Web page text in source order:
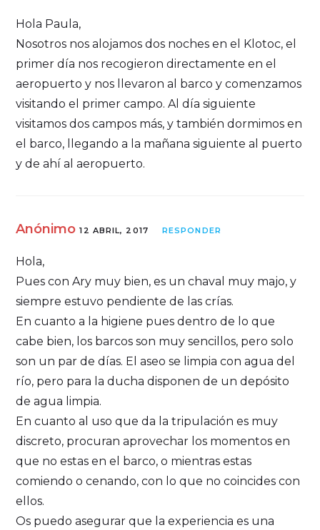
Hola Paula,
Nosotros nos alojamos dos noches en el Klotoc, el
primer día nos recogieron directamente en el
aeropuerto y nos llevaron al barco y comenzamos
visitando el primer campo. Al día siguiente
visitamos dos campos más, y también dormimos en
el barco, llegando a la mañana siguiente al puerto
y de ahí al aeropuerto.
Anónimo 12 ABRIL, 2017 RESPONDER
Hola,
Pues con Ary muy bien, es un chaval muy majo, y
siempre estuvo pendiente de las crías.
En cuanto a la higiene pues dentro de lo que
cabe bien, los barcos son muy sencillos, pero solo
son un par de días. El aseo se limpia con agua del
río, pero para la ducha disponen de un depósito
de agua limpia.
En cuanto al uso que da la tripulación es muy
discreto, procuran aprovechar los momentos en
que no estas en el barco, o mientras estas
comiendo o cenando, con lo que no coincides con
ellos.
Os puedo asegurar que la experiencia es una